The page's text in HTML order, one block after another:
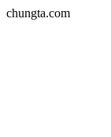
chungta.com